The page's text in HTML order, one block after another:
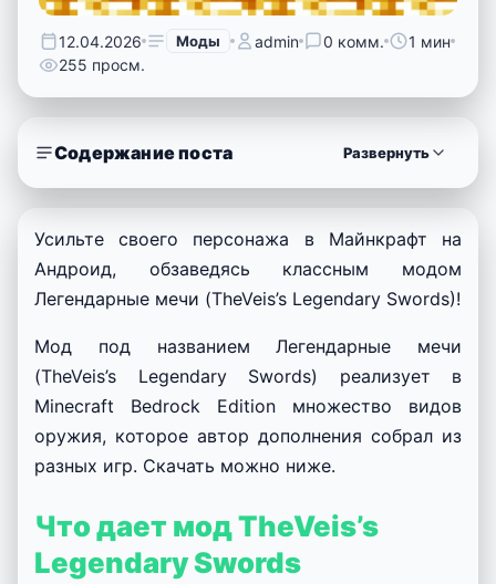
12.04.2026 Моды admin 0 комм.
1 мин
255 просм.
Содержание поста Развернуть
Усильте своего персонажа в Майнкрафт на
Андроид, обзаведясь классным модом
Легендарные мечи (TheVeis’s Legendary Swords)!
Мод под названием Легендарные мечи
(TheVeis’s Legendary Swords) реализует в
Minecraft Bedrock Edition множество видов
оружия, которое автор дополнения собрал из
разных игр. Скачать можно ниже.
Что дает мод TheVeis’s
Legendary Swords